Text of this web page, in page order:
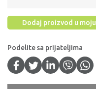
Dodaj proizvod u
Podelite sa prijateljima